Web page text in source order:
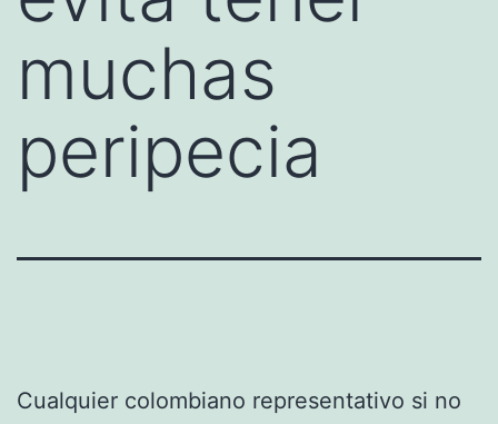
muchas
peripecia
Cualquier colombiano representativo si no